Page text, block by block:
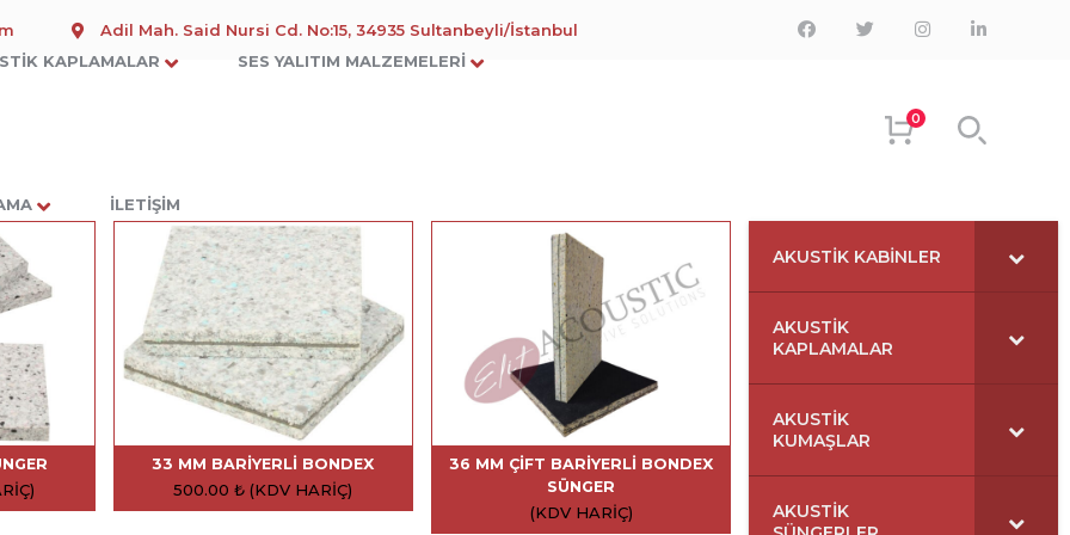
Adil Mah. Said Nursi Cd. No:15, 34935 Sultanbeyli/İstanbul
FacebookTwitterInstagramLinkedIn
KAPLAMALAR SES YALITIM MALZEMELERI
İLETIŞIM
0
33 MM BARIYERLI BONDEX
500.00₺ (KDV HARIÇ)
36 MM ÇIFT BARIYERLI BONDEX
SÜNGER
(KDV HARIÇ)
AKUSTIK KABINLER
AKUSTIK
KAPLAMALAR
AKUSTIK
KUMAŞLAR
AKUSTIK